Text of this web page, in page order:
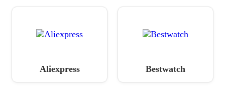
Aliexpress Bestwatch